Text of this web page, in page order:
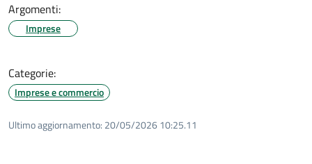
Argomenti:
Imprese
Categorie:
Imprese e commercio
Ultimo aggiornamento: 20/05/2026 10:25.11